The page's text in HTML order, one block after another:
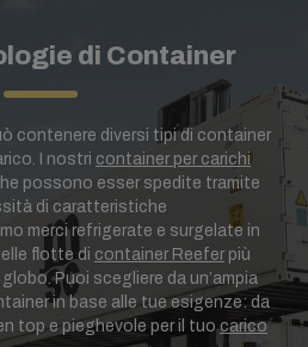
di Container
contenere diversi tipi di container
I nostri container per carichi
possono esser spedite tramite
di caratteristiche
merci refrigerate e surgelate in
flotte di container Reeferpiù
Puoi scegliere da un’ampia
in base alle tue esigenze: da
top e pieghevole per il tuocarico